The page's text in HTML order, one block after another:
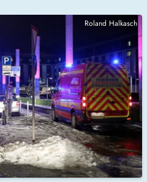
Roland Halkasch